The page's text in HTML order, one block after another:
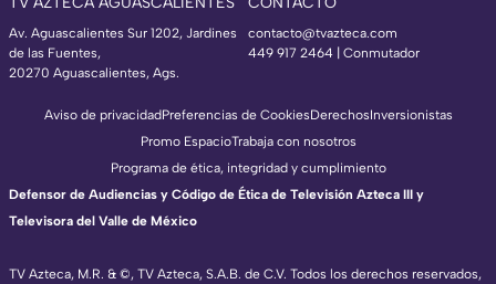
Av. Aguascalientes Sur 1202, Jardines
de las Fuentes,
20270 Aguascalientes, Ags.
contacto@tvazteca.com
449 917 2464 | Conmutador
TV Azteca, M.R. & ©, TV Azteca, S.A.B. de C.V. Todos los derechos reservados,
Aviso de privacidadPreferencias de CookiesDerechosInversionistas
Promo EspacioTrabaja con nosotros
Programa de ética, integridad y cumplimiento
Defensor de Audiencias y Código de Ética de Televisión Azteca III y
Televisora del Valle de México